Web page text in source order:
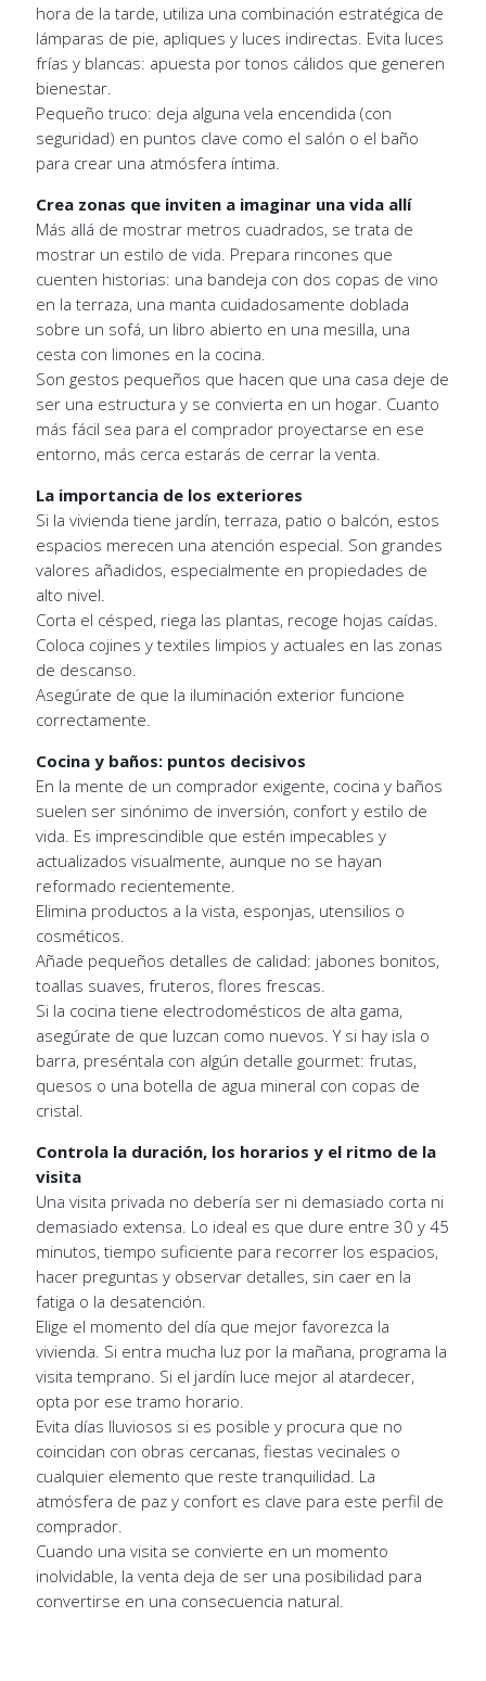
hora de la tarde, utiliza una combinación estratégica de
lámparas de pie, apliques y luces indirectas. Evita luces
frías y blancas: apuesta por tonos cálidos que generen
bienestar.
Pequeño truco: deja alguna vela encendida (con
seguridad) en puntos clave como el salón o el baño
para crear una atmósfera íntima.
Crea zonas que inviten a imaginar una vida allí
Más allá de mostrar metros cuadrados, se trata de
mostrar un estilo de vida. Prepara rincones que
cuenten historias: una bandeja con dos copas de vino
en la terraza, una manta cuidadosamente doblada
sobre un sofá, un libro abierto en una mesilla, una
cesta con limones en la cocina.
Son gestos pequeños que hacen que una casa deje de
ser una estructura y se convierta en un hogar. Cuanto
más fácil sea para el comprador proyectarse en ese
entorno, más cerca estarás de cerrar la venta.
La importancia de los exteriores
Si la vivienda tiene jardín, terraza, patio o balcón, estos
espacios merecen una atención especial. Son grandes
valores añadidos, especialmente en propiedades de
alto nivel.
Corta el césped, riega las plantas, recoge hojas caídas.
Coloca cojines y textiles limpios y actuales en las zonas
de descanso.
Asegúrate de que la iluminación exterior funcione
correctamente.
Cocina y baños: puntos decisivos
En la mente de un comprador exigente, cocina y baños
suelen ser sinónimo de inversión, confort y estilo de
vida. Es imprescindible que estén impecables y
actualizados visualmente, aunque no se hayan
reformado recientemente.
Elimina productos a la vista, esponjas, utensilios o
cosméticos.
Añade pequeños detalles de calidad: jabones bonitos,
toallas suaves, fruteros, flores frescas.
Si la cocina tiene electrodomésticos de alta gama,
asegúrate de que luzcan como nuevos. Y si hay isla o
barra, preséntala con algún detalle gourmet: frutas,
quesos o una botella de agua mineral con copas de
cristal.
Controla la duración, los horarios y el ritmo de la
visita
Una visita privada no debería ser ni demasiado corta ni
demasiado extensa. Lo ideal es que dure entre 30 y 45
minutos, tiempo suficiente para recorrer los espacios,
hacer preguntas y observar detalles, sin caer en la
fatiga o la desatención.
Elige el momento del día que mejor favorezca la
vivienda. Si entra mucha luz por la mañana, programa la
visita temprano. Si el jardín luce mejor al atardecer,
opta por ese tramo horario.
Evita días lluviosos si es posible y procura que no
coincidan con obras cercanas, fiestas vecinales o
cualquier elemento que reste tranquilidad. La
atmósfera de paz y confort es clave para este perfil de
comprador.
Cuando una visita se convierte en un momento
inolvidable, la venta deja de ser una posibilidad para
convertirse en una consecuencia natural.